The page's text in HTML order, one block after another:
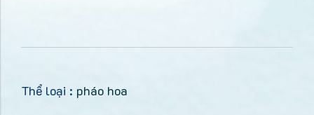
Thể loại : pháo hoa